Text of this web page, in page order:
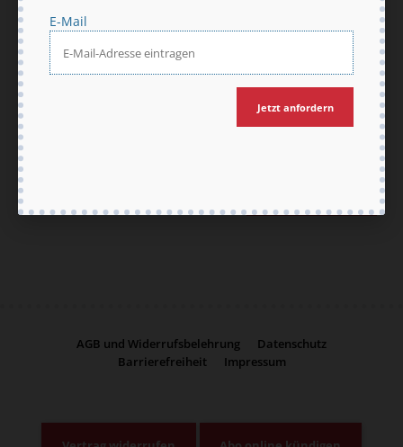
Newsletter oder E-Mail kann ich diese Funktion
jederzeit ausschalten.
Weiterführende Informationen finden Sie in
unserenDatenschutzhinweisen.
AGB und Widerrufsbelehrung
Datenschutz
Barrierefreiheit
Impressum
E-Mail
Jetzt anfordern